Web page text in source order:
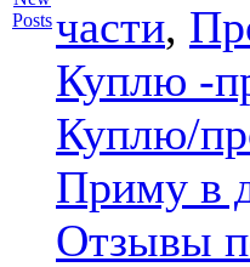
части,
Куплю -
Куплю/
Приму в
Отзывы